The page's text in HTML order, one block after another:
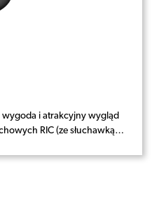
wygląd
RIC (ze słuchawką w